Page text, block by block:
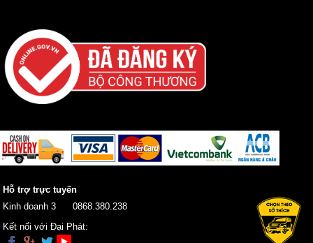
Hỗ trợ trực tuyến
Kinh doanh 3
0868.380.238
Kết nối với Đại Phát: